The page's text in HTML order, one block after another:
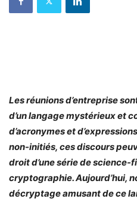
Les réunions d’entreprise
d’un langage mystérieux et
d’acronymes et
non-initiés, ces discours
droit d’une série de science-
cryptographie. Aujourd’hui,
décryptage amusant de ce